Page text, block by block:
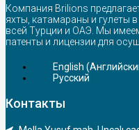
Компания Brilions
яхты, катамараны и гулеты
всей Турции и ОАЭ. Мы
патенты и лицензии для
English (
Русский
Контакты